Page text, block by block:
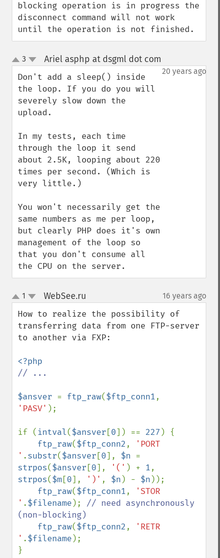
blocking operation is in progress the
disconnect command will not work
until the operation is not finished.
up
down
3 Ariel asphp at dsgml dot com
20 years ago
Don't add a sleep() inside
the loop. If you do you will
severely slow down the
upload.
In my tests, each time
through the loop it send
about 2.5K, looping about 220
times per second. (Which is
very little.)
You won't necessarily get the
same numbers as me per loop,
but clearly PHP does it's own
management of the loop so
that you don't consume all
the CPU on the server.
up
down
1 WebSee.ru 16 years ago
How to realize the possibility of
transferring data from one FTP-server
to another via FXP:
// ...
$ansver = ftp_raw($ftp_conn1
'PASV' );
if ( intval($ansver [0]) == 227 ) {
ftp_raw($ftp_conn2,
'PORT
' .substr($ansver [0], $n
strpos($ansver [0], '(' ) + 1
strpos($m[0], ')' , $n ) - $n ));
ftp_raw($ftp_conn1,
'STOR
' .$filename ); // need asynchronously
(non-blocking)
ftp_raw($ftp_conn2,
'RETR
' .$filename );